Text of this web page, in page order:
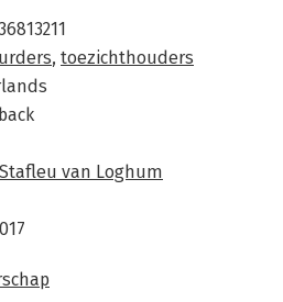
, toezichthouders
van Loghum